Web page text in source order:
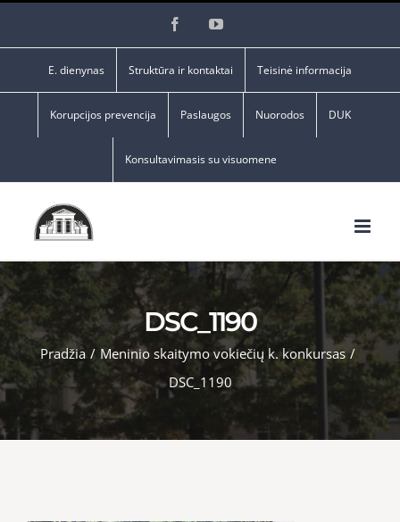
FacebookYouTube
E. dienynas Struktūra ir kontaktai Teisinė informacija
Korupcijos prevencija Paslaugos Nuorodos DUK
Konsultavimasis su visuomene
DSC_1190
Pradžia / Meninio skaitymo vokiečių k. konkursas /
DSC_1190